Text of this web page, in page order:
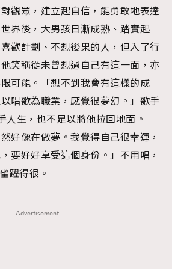
觀眾，建立起自信，能勇敢地表達
界後，大男孩日漸成熟、踏實起
歡計劃、不想後果的人，但入了行
笑稱從未曾想過自己有這一面，亦
可能。「想不到我會有這樣的成
唱歌為職業，感覺很夢幻。」歌手
人生，也不足以將他拉回地面。
好像在做夢。我覺得自己很幸運，
要好好享受這個身份。」不用唱，
躍得很。
Advertisement